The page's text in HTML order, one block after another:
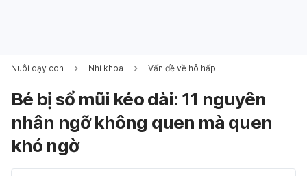
Nuôi dạy con Nhi khoa Vấn đề về hô hấp
Bé bị sổ mũi kéo dài: 11 nguyên
nhân ngỡ không quen mà quen
khó ngờ